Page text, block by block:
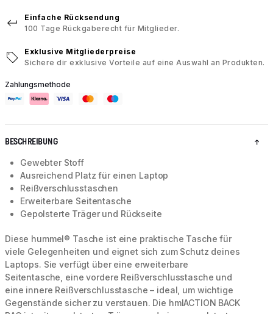
Einfache Rücksendung
100 Tage Rückgaberecht für Mitglieder.
Exklusive Mitgliederpreise
Sichere dir exklusive Vorteile auf eine Auswahl an Produkten.
Zahlungsmethode
BESCHREIBUNG
Gewebter Stoff
Ausreichend Platz für einen Laptop
Reißverschlusstaschen
Erweiterbare Seitentasche
Gepolsterte Träger und Rückseite
Diese hummel® Tasche ist eine praktische Tasche für
viele Gelegenheiten und eignet sich zum Schutz deines
Laptops. Sie verfügt über eine erweiterbare
Seitentasche, eine vordere Reißverschlusstasche und
eine innere Reißverschlusstasche – ideal, um wichtige
Gegenstände sicher zu verstauen. Die hmlACTION BACK